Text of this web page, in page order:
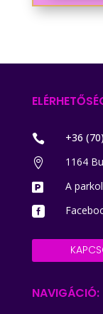
 +36
 1164
 A

NAVIGÁCIÓ: